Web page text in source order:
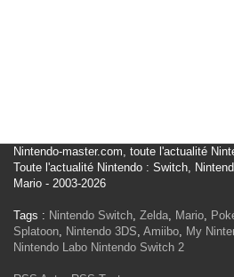
Nintendo-master.com, toute l'actualité
Toute l'actualité Nintendo : Switch,
Mario - 2003-2026
Tags : Nintendo Switch, Zelda, Mario,
Splatoon, Nintendo 3DS, Amiibo, My
Nintendo Labo Nintendo Switch 2